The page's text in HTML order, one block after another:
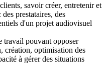
savoir créer, entretenir et
prestataires, des
d'un projet audiovisuel
travail pouvant opposer
création, optimisation des
à gérer des situations